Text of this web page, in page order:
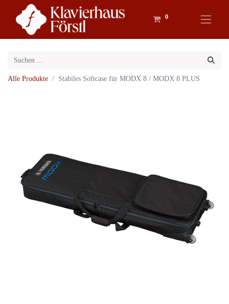
0
Alle Produkte Stabiles Softcase für MODX 8 / MODX 8 PLUS